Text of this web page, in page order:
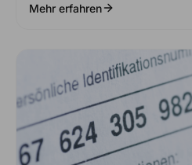
Mehr erfahren